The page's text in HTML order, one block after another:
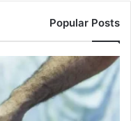
Popular Posts